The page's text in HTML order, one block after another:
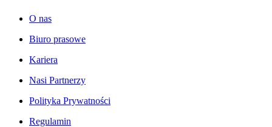
O nas
Biuro prasowe
Kariera
Nasi Partnerzy
Polityka Prywatności
Regulamin